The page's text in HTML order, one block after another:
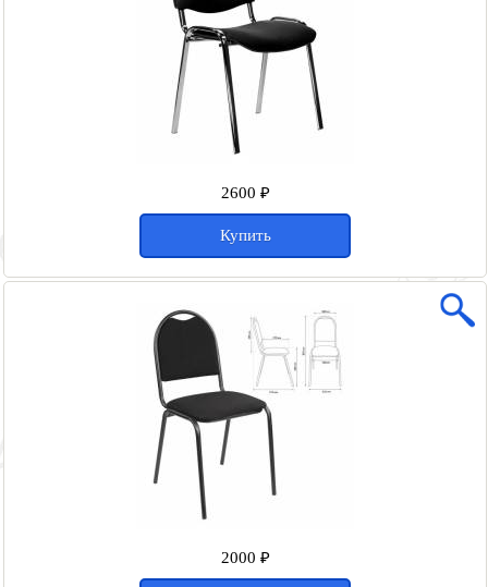
2600 ₽
Купить
2000 ₽